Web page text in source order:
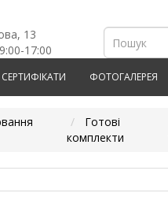
13
17:00
СЕРТИФІКАТИ ФОТОГАЛЕРЕЯ
Готові
комплекти